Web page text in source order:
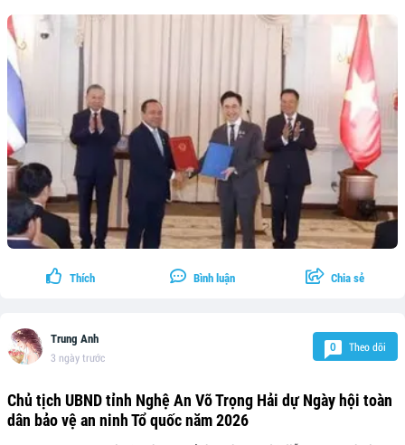
Thích Bình luận Chia sẻ
Trung Anh
3 ngày trước
0 Theo dõi
Chủ tịch UBND tỉnh Nghệ An Võ Trọng Hải dự Ngày hội toàn
dân bảo vệ an ninh Tổ quốc năm 2026